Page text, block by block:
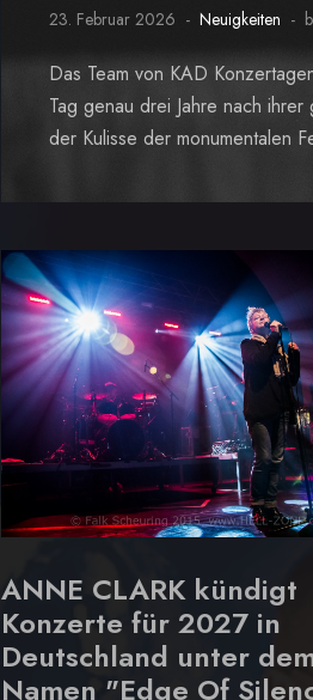
23. Februar 2026 Neuigkeiten
Das Team von KAD
Tag genau drei Jahre nach
der Kulisse der monumentalen
ANNE CLARK kündigt
Konzerte für 2027 in
Deutschland unter
Namen "Edge Of